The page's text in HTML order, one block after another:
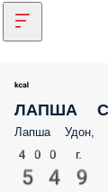
ЛАПША С
Лапша Удон,
400 г.
549 ₽